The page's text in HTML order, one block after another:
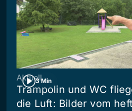
3 Min
Aktuell
Trampolin und WC
die Luft: Bilder vom